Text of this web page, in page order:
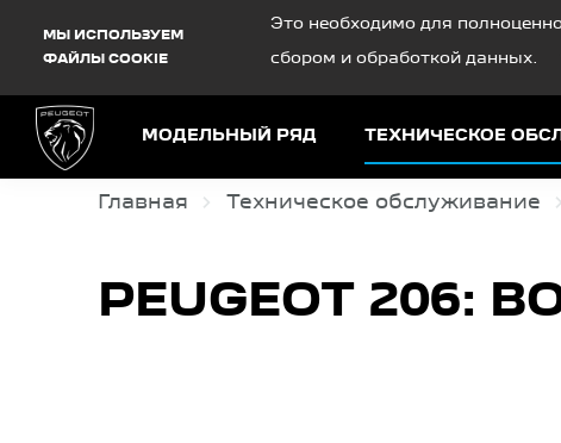
МЫ ИСПОЛЬЗУЕМ
ФАЙЛЫ COOKIE
Это необходимо для
сбором и обработкой данных.
МОДЕЛЬНЫЙ РЯД ТЕХНИЧЕСКОЕ
Главная Техническое обслуживание
PEUGEOT